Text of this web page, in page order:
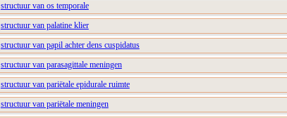
structuur van os temporale
structuur van palatine klier
structuur van papil achter dens cuspidatus
structuur van parasagittale meningen
structuur van pariëtale epidurale ruimte
structuur van pariëtale meningen